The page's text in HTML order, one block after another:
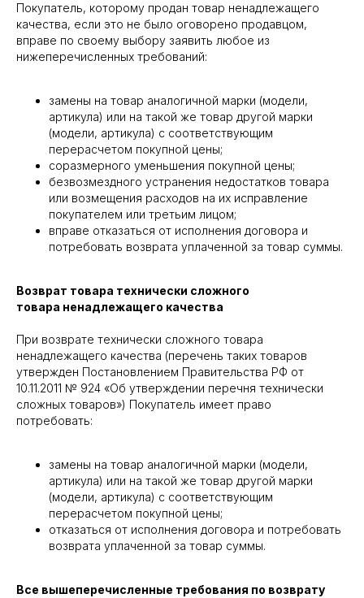
Покупатель, которому продан товар ненадлежащего
качества, если это не было оговорено продавцом,
вправе по своему выбору заявить любое из
нижеперечисленных требований:
замены на товар аналогичной марки (модели,
артикула) или на такой же товар другой марки
(модели, артикула) с соответствующим
перерасчетом покупной цены;
соразмерного уменьшения покупной цены;
безвозмездного устранения недостатков товара
или возмещения расходов на их исправление
покупателем или третьим лицом;
вправе отказаться от исполнения договора и
потребовать возврата уплаченной за товар суммы.
Возврат товара технически сложного
товара ненадлежащего качества
При возврате технически сложного товара
ненадлежащего качества (перечень таких товаров
утвержден Постановлением Правительства РФ от
10.11.2011 № 924 «Об утверждении перечня технически
сложных товаров») Покупатель имеет право
потребовать:
замены на товар аналогичной марки (модели,
артикула) или на такой же товар другой марки
(модели, артикула) с соответствующим
перерасчетом покупной цены;
отказаться от исполнения договора и потребовать
возврата уплаченной за товар суммы.
Все вышеперечисленные требования по возврату